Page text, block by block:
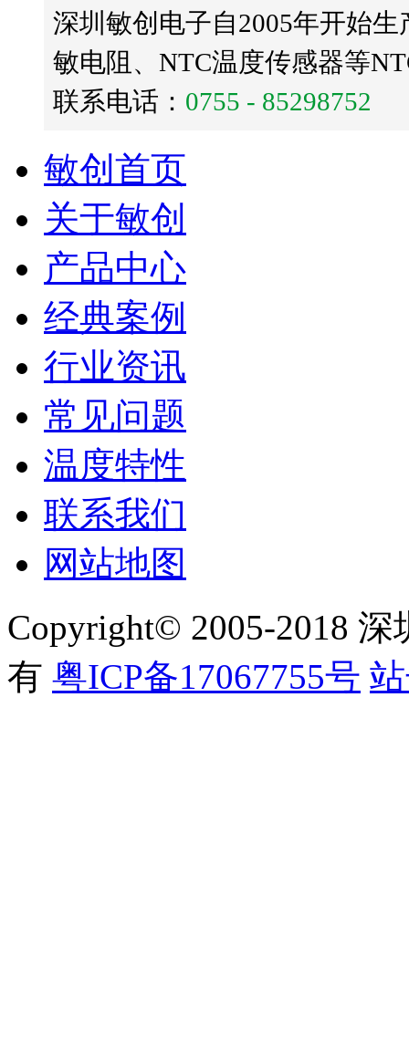
深圳敏创电子自2005年开始
敏电阻、NTC温度传感器等
联系电话： 0755 - 85298752
敏创首页
关于敏创
产品中心
经典案例
行业资讯
常见问题
温度特性
联系我们
网站地图
Copyright© 2005-2018
有 粤ICP备17067755号